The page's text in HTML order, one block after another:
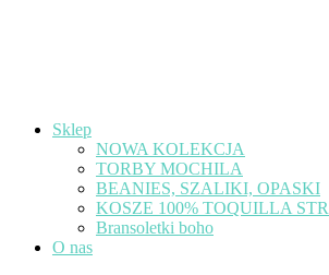
Sklep
NOWA KOLEKCJA
TORBY MOCHILA
BEANIES, SZALIKI, OPASKI
KOSZE 100% TOQUILLA
Bransoletki boho
O nas